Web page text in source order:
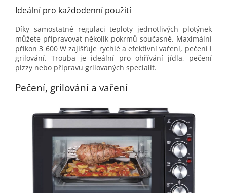
Ideální pro každodenní použití
Díky samostatné regulaci teploty jednotlivých plotýnek
můžete připravovat několik pokrmů současně. Maximální
příkon 3 600 W zajišťuje rychlé a efektivní vaření, pečení i
grilování. Trouba je ideální pro ohřívání jídla, pečení
pizzy nebo přípravu grilovaných specialit.
Pečení, grilování a vaření